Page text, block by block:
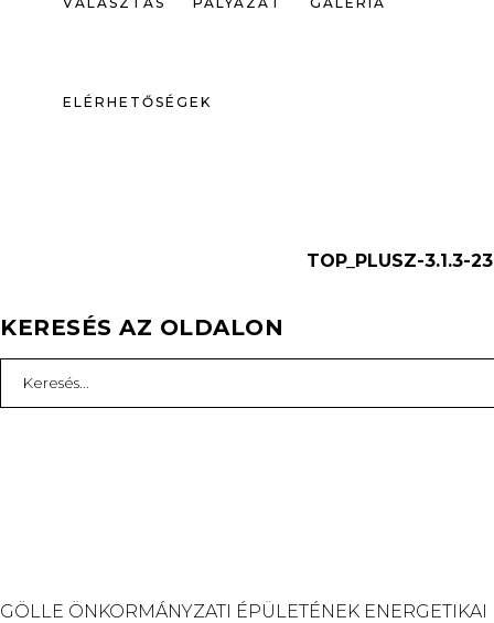
ELÉRHETŐSÉGEK
TOP_PLUSZ-
KERESÉS AZ OLDALON
for:
GÖLLE ÖNKORMÁNYZATI ÉPÜLETÉNEK ENERGETIKAI